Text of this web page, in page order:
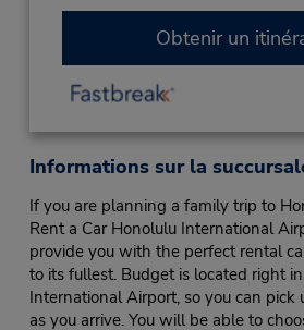
Obtenir un
Informations sur la
If you are planning a family trip to
Rent a Car Honolulu International
provide you with the perfect rental
to its fullest. Budget is located right
International Airport, so you can pick
as you arrive. You will be able to